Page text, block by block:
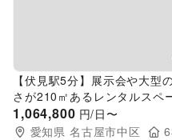
【伏見駅5分】展示会や大型
さが210㎡あるレンタルスペ
1,064,800 円/日〜
愛知県 名古屋市中区